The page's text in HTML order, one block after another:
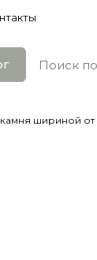
шириной